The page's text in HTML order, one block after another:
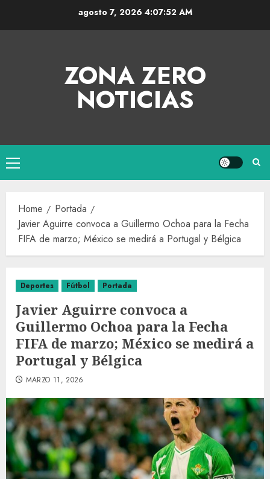
agosto 7, 2026 4:07:52 AM
ZONA ZERO
NOTICIAS
Home
Portada
Javier Aguirre convoca a Guillermo Ochoa para la Fecha
FIFA de marzo; México se medirá a Portugal y Bélgica
Deportes Fútbol Portada
Javier Aguirre convoca a
Guillermo Ochoa para la Fecha
FIFA de marzo; México se medirá a
Portugal y Bélgica
MARZO 11, 2026